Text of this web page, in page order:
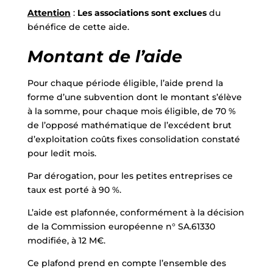
Attention : Les associations sont excluesdu
bénéfice de cette aide.
​Montant de l’aide
Pour chaque période éligible, l’aide prend la
forme d’une subvention dont le montant s’élève
à la somme, pour chaque mois éligible, de 70 %
de l’opposé mathématique de l’excédent brut
d’exploitation coûts fixes consolidation constaté
pour ledit mois.
Par dérogation, pour les petites entreprises ce
taux est porté à 90 %.
L’aide est plafonnée, conformément à la décision
de la Commission européenne n° SA.61330
modifiée, à 12 M€.
Ce plafond prend en compte l’ensemble des